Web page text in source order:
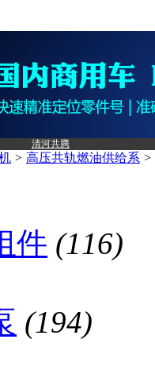
清河共腾
> 高压共轨燃油供给系 >
件 (116)
(194)